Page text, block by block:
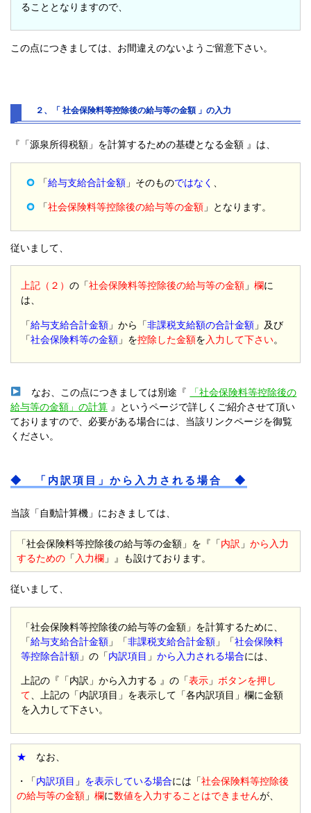
ることとなりますので、
この点につきましては、お間違えのないようご留意下さい。
２、「 社会保険料等控除後の給与等の金額 」の入力
『「源泉所得税額」を計算するための基礎となる金額 』は、
「給与支給合計金額 」そのものではなく
「社会保険料等控除後の給与等の金額 」となります。
従いまして、
上記（２）の「社会保険料等控除後の給与等の金額 」欄に
は、
「給与支給合計金額 」から「非課税支給額の合計金額 」及び
「社会保険料等の金額 」を控除した金額を 入力して下さい。
なお、この点につきましては別途『
「社会保険料等控除後の
給与等の金額」の計算 』というページで詳しくご紹介させて頂い
ておりますので、必要がある場合には、当該リンクページを御覧
ください。
◆ 「内訳項目」から入力される場合 ◆
当該「自動計算機」におきましては、
「社会保険料等控除後の給与等の金額」を『「内訳 」 から入力
するための 「 入力欄 」』も設けております。
従いまして、
「社会保険料等控除後の給与等の金額」を計算するために、
「給与支給合計金額 」「非課税支給合計金額 」「社会保険料
等控除合計額 」の「内訳項目 」から入力される場合には、
上記の『「内訳」から入力する 』の「表示 」 ボタンを押し
て 、上記の「内訳項目」を表示して「各内訳項目」欄に金額
を入力して下さい。
★ なお、
・「内訳項目 」 を表示している場合には「社会保険料等控除後
の給与等の金額 」 欄に数値を入力することはできませんが、